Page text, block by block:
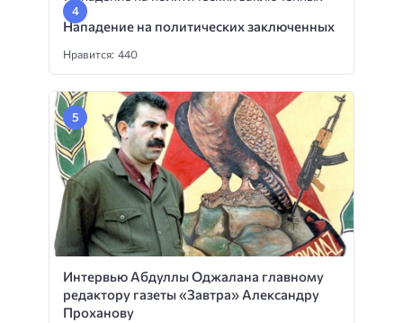
Нападение на политических заключенных
Нравится: 440
Интервью Абдуллы Оджалана главному
редактору газеты «Завтра» Александру
Проханову